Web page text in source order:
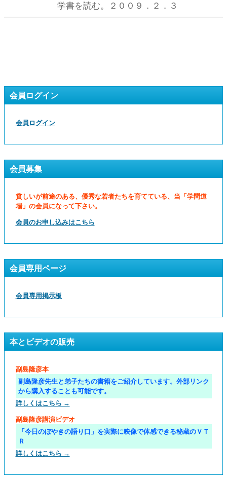
学書を読む。２００９．２．３
会員ログイン
会員ログイン
会員募集
貧しいが前途のある、優秀な若者たちを育てている、当「学問道
場」の会員になって下さい。
会員のお申し込みはこちら
会員専用ページ
会員専用掲示板
本とビデオの販売
副島隆彦本
副島隆彦先生と弟子たちの書籍をご紹介しています。外部リンク
から購入することも可能です。
詳しくはこちら →
副島隆彦講演ビデオ
「今日のぼやきの語り口」を実際に映像で体感できる秘蔵のＶＴ
Ｒ
詳しくはこちら →